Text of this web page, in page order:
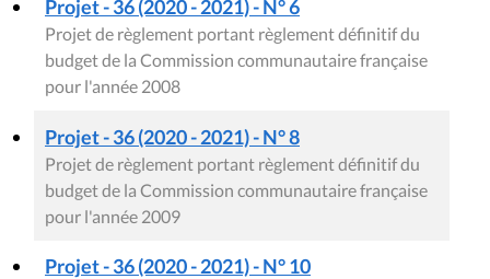
Projet - 36 (2020 - 2021) - N° 6
Projet de règlement portant règlement définitif du
budget de la Commission communautaire française
pour l'année 2008
Projet - 36 (2020 - 2021) - N° 8
Projet de règlement portant règlement définitif du
budget de la Commission communautaire française
pour l'année 2009
Projet - 36 (2020 - 2021) - N° 10